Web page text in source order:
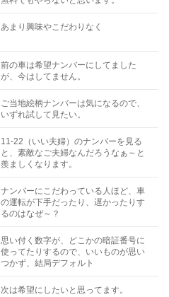
あまり興味やこだわりなく
前の車は希望ナンバーにしてました
が、今はしてません。
ご当地絵柄ナンバーは気になるので、
いずれ試して見たい。
11-22（いい夫婦）のナンバーを見る
と、素敵なご夫婦なんだろうなぁ～と
羨ましくなります。
ナンバーにこだわっている人ほど、車
の運転が下手だったり、遅かったりす
るのはなぜ～？
思い付く数字が、どこかの暗証番号に
使ってたりするので、いいものが思い
つかず、結局デフォルト
次は希望にしたいと思ってます。